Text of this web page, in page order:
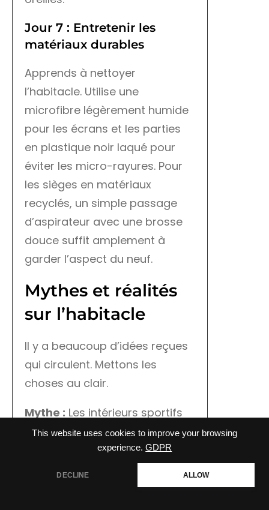
This website uses cookies to improve your browsing
experience. GDPR
DECLINE ALLOW
Jour 7 : Entretenir les
matériaux durables
Apprends à nettoyer
l’habitacle. Utilise une
microfibre légèrement humide
pour les écrans et les parties
en plastique noir laqué pour
éviter les micro-rayures. Pour
les sièges en matériaux
recyclés, un simple passage
d’aspirateur avec une brosse
douce suffit amplement à
garder l’aspect du neuf.
Mythes et réalités
sur l’habitacle
Il y a beaucoup d’idées reçues
qui circulent. Mettons les
choses au clair.
Mythe : Les intérieurs sportifs
sont toujours trop sombres et
Grâce au large toit
panoramique vitré et à